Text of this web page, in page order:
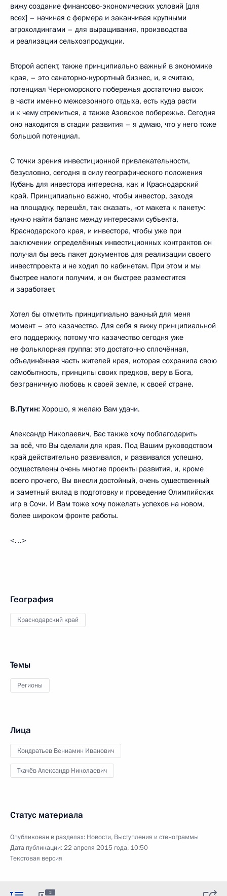
вижу создание финансово-экономических условий [для
всех] – начиная с фермера и заканчивая крупными
агрохолдингами – для выращивания, производства
и реализации сельхозпродукции.
Второй аспект, также принципиально важный в экономике
края, – это санаторно-курортный бизнес, и, я считаю,
потенциал Черноморского побережья достаточно высок
в части именно межсезонного отдыха, есть куда расти
и к чему стремиться, а также Азовское побережье. Сегодня
оно находится в стадии развития – я думаю, что у него тоже
большой потенциал.
С точки зрения инвестиционной привлекательности,
безусловно, сегодня в силу географического положения
Кубань для инвестора интересна, как и Краснодарский
край. Принципиально важно, чтобы инвестор, заходя
на площадку, перешёл, так сказать, «от макета к пакету»:
нужно найти баланс между интересами субъекта,
Краснодарского края, и инвестора, чтобы уже при
заключении определённых инвестиционных контрактов он
получал бы весь пакет документов для реализации своего
инвестпроекта и не ходил по кабинетам. При этом и мы
быстрее налоги получим, и он быстрее разместится
и заработает.
Хотел бы отметить принципиально важный для меня
момент – это казачество. Для себя я вижу принципиальной
его поддержку, потому что казачество сегодня уже
не фольклорная группа: это достаточно сплочённая,
объединённая часть жителей края, которая сохранила свою
самобытность, принципы своих предков, веру в Бога,
безграничную любовь к своей земле, к своей стране.
В.Путин: Хорошо, я желаю Вам удачи.
Александр Николаевич, Вас также хочу поблагодарить
за всё, что Вы сделали для края. Под Вашим руководством
край действительно развивался, и развивался успешно,
осуществлены очень многие проекты развития, и, кроме
всего прочего, Вы внесли достойный, очень существенный
и заметный вклад в подготовку и проведение Олимпийских
игр в Сочи. И Вам тоже хочу пожелать успехов на новом,
более широком фронте работы.
<…>
География
Краснодарский край
Темы
Регионы
Лица
Кондратьев Вениамин Иванович
Ткачёв Александр Николаевич
Статус материала
Опубликован в разделах: Новости, Выступления и стенограммы
Дата публикации:22 апреля 2015 года, 10:50
Текстовая версия
2